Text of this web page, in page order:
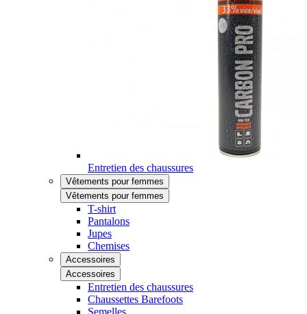
Entretien des chaussures
Vêtements pour femmes
Vêtements pour femmes
T-shirt
Pantalons
Jupes
Chemises
Accessoires
Accessoires
Entretien des chaussures
Chaussettes Barefoots
Semelles